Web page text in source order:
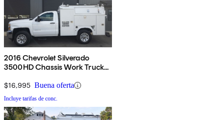
2016 Chevrolet Silverado
3500HD Chassis Work Truck
$16,995 Buena oferta
Incluye tarifas de conc.